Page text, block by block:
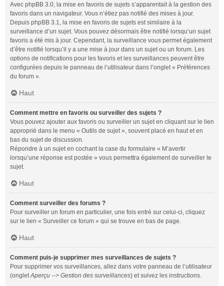
Avec phpBB 3.0, la mise en favoris de sujets s’apparentait à la gestion des
favoris dans un navigateur. Vous n’étiez pas notifié des mises à jour.
Depuis phpBB 3.1, la mise en favoris de sujets est similaire à la
surveillance d’un sujet. Vous pouvez désormais être notifié lorsqu’un sujet
favoris a été mis à jour. Cependant, la surveillance vous permet également
d’être notifié lorsqu’il y a une mise à jour dans un sujet ou un forum. Les
options de notifications pour les favoris et les surveillances peuvent être
configurées depuis le panneau de l’utilisateur dans l’onglet « Préférences
du forum ».
Haut
Comment mettre en favoris ou surveiller des sujets ?
Vous pouvez ajouter aux favoris ou surveiller un sujet en cliquant sur le lien
approprié dans le menu « Outils de sujet », souvent placé en haut et en
bas du sujet de discussion.
Répondre à un sujet en cochant la case du formulaire « M’avertir
lorsqu’une réponse est postée » vous permettra également de surveiller le
sujet.
Haut
Comment surveiller des forums ?
Pour surveiller un forum en particulier, une fois entré sur celui-ci, cliquez
sur le lien « Surveiller ce forum » qui se trouve en bas de page.
Haut
Comment puis-je supprimer mes surveillances de sujets ?
Pour supprimer vos surveillances, allez dans votre panneau de l’utilisateur
(ongletAperçu --> Gestion des surveillances) et suivez les instructions.